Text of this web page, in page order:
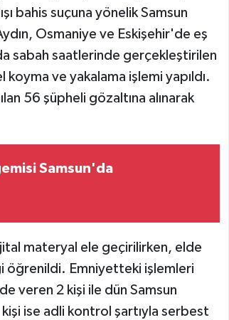
bahis suçuna yönelik Samsun
Osmaniye ve Eskişehir'de eş
sabah saatlerinde gerçekleştirilen
ve yakalama işlemi yapıldı.
56 şüpheli gözaltına alınarak
Samsun'da
materyal ele geçirilirken, elde
öğrenildi. Emniyetteki işlemleri
veren 2 kişi ile dün Samsun
ise adli kontrol şartıyla serbest